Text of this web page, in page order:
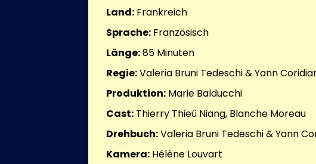
Land: Frankreich
Sprache: Französisch
Länge:85 Minuten
Regie:Valeria Bruni Tedeschi & Yann
Produktion: Marie Balducchi
Cast: Thierry Thieû Niang, Blanche Moreau
Drehbuch:Valeria Bruni Tedeschi & Yann
Kamera: Hélène Louvart